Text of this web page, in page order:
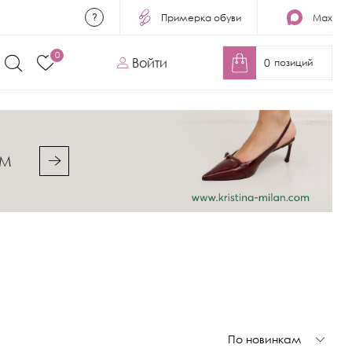
Примерка обуви Max
0
Войти 0 позиций
По новинкам